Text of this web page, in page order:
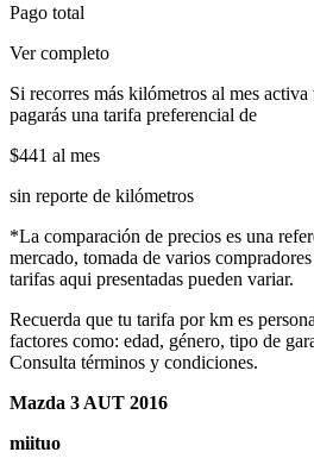
Pago total
Ver completo
Si recorres más kilómetros al mes
pagarás una tarifa preferencial de
$441 al mes
sin reporte de kilómetros
*La comparación de precios es una
mercado, tomada de varios
tarifas aqui presentadas pueden variar.
Recuerda que tu tarifa por km es
factores como: edad, género, tipo de
Consulta términos y condiciones.
Mazda 3 AUT 2016
miituo